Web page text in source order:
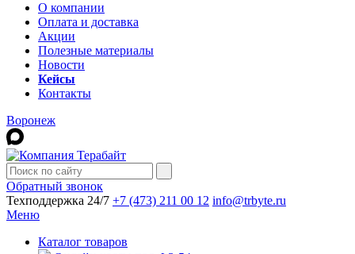
О компании
Оплата и доставка
Акции
Полезные материалы
Новости
Кейсы
Контакты
Воронеж
Обратный звонок
Техподдержка 24/7 +7 (473) 211 00 12 info@trbyte.ru
Меню
Каталог товаров